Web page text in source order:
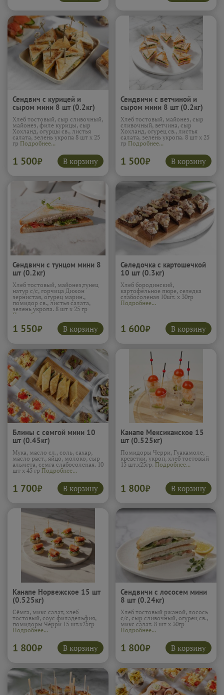
Сендвич с курицей и
сыром мини 8 шт (0.2кг)
Хлеб тостовый, сыр сливочный,
майонез, филе курицы, сыр
Хохланд, огурцы св., листья
салата, зелень укропа 8 шт х 25
гр Подробнее...
1 500₽ В корзину
Сендвичи с ветчиной и
сыром мини 8 шт (0.2кг)
Хлеб тостовый, майонез, сыр
сливочный, ветчина, сыр
Хохланд, огурец св., листья
салата, зелень укропа. 8 шт х 25
гр Подробнее...
1 500₽ В корзину
Сендвичи с тунцом мини 8
шт (0.2кг)
Хлеб тостовый, майонез,тунец
натур с/с, горчица Дижон
зернистая, огурец марин.,
помидор св., листья салата,
зелень укропа. 8 шт х 25 гр
Подробнее...
1 550₽ В корзину
Селедочка с картошечкой
10 шт (0.3кг)
Хлеб бородинский,
картофельное пюре, селедка
слабосоленая 10шт. х 30гр
Подробнее...
1 600₽ В корзину
Блины с семгой мини 10
шт (0.45кг)
Мука, масло сл., соль, сахар,
масло раст., яйцо, молоко, сыр
альмета, семга слабосоленая. 10
шт х 45 гр Подробнее...
1 700₽ В корзину
Канапе Мексиканское 15
шт (0.525кг)
Помидоры Черри, Гуакамоле,
креветки, укроп, хлеб тостовый
15 шт.х25гр. Подробнее...
1 800₽ В корзину
Канапе Норвежское 15 шт
(0.525кг)
Сёмга, микс салат, хлеб
тостовый, соус филадельфия,
помидоры Черри 15 шт.х25гр
Подробнее...
1 800₽ В корзину
Сендвичи с лососем мини
8 шт (0.24кг)
Хлеб тостовый ржаной, лосось
с/с, сыр сливочный, огурец св.,
микс салат. 8 шт х 30гр
Подробнее...
1 800₽ В корзину